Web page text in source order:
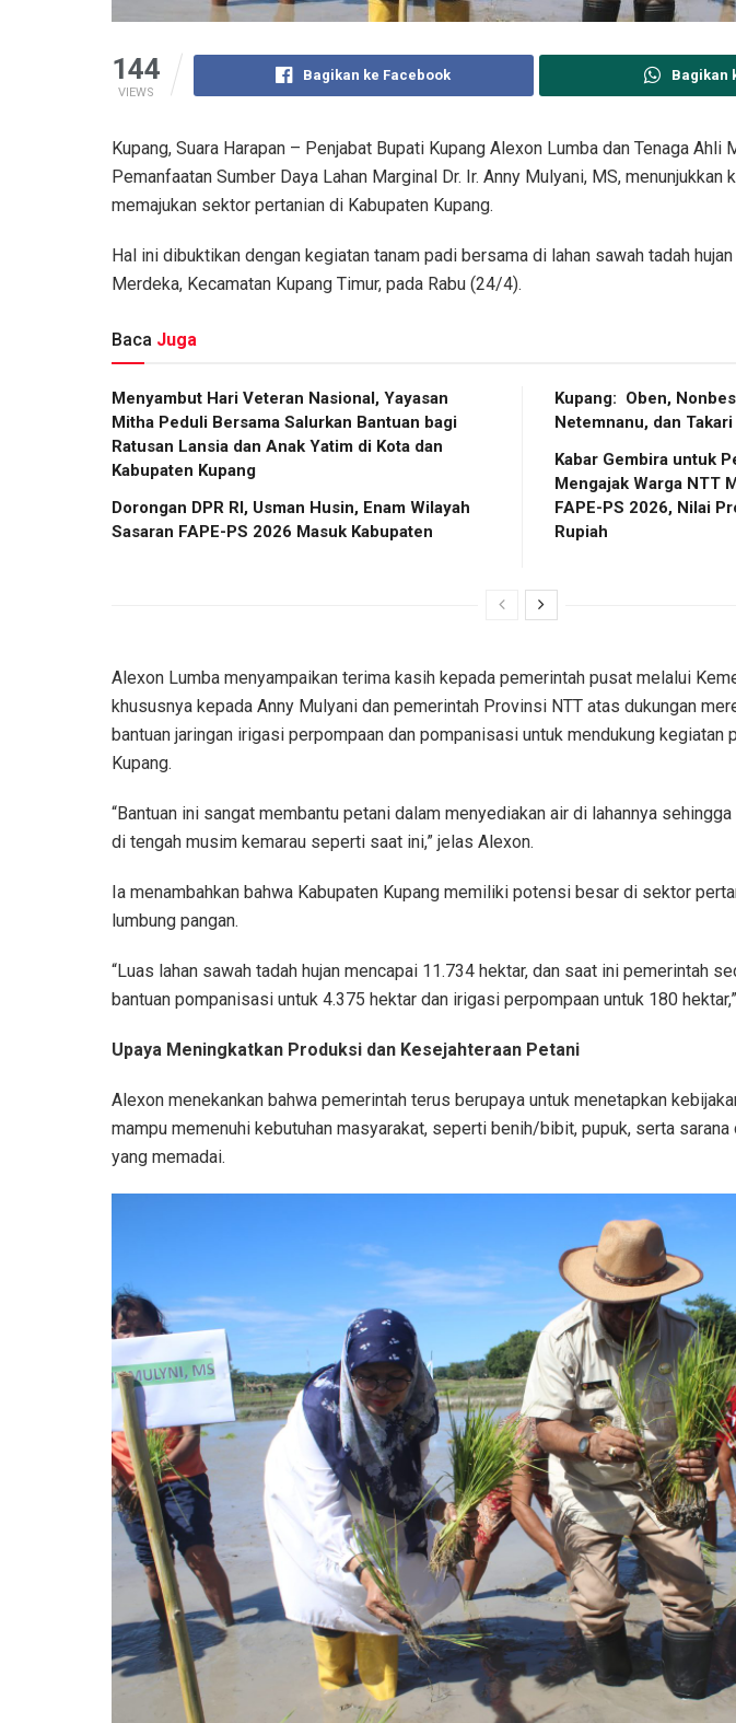
144
VIEWS
Bagikan ke Facebook Bagikan
Kupang, Suara Harapan – Penjabat Bupati Kupang Alexon Lumba dan Tenaga Ahli
Pemanfaatan Sumber Daya Lahan Marginal Dr. Ir. Anny Mulyani, MS, menunjukkan
memajukan sektor pertanian di Kabupaten Kupang.
Hal ini dibuktikan dengan kegiatan tanam padi bersama di lahan sawah tadah
Merdeka, Kecamatan Kupang Timur, pada Rabu (24/4).
Baca Juga
​Menyambut Hari Veteran Nasional, Yayasan
Mitha Peduli Bersama Salurkan Bantuan bagi
Ratusan Lansia dan Anak Yatim di Kota dan
Kabupaten Kupang
Dorongan DPR RI, Usman Husin, Enam Wilayah
Sasaran FAPE-PS 2026 Masuk Kabupaten
Kupang: Oben,
Netemnanu, dan Takari
Kabar Gembira untuk
Mengajak Warga NTT
FAPE-PS 2026, Nilai
Rupiah
Alexon Lumba menyampaikan terima kasih kepada pemerintah pusat melalui
khususnya kepada Anny Mulyani dan pemerintah Provinsi NTT atas dukungan
bantuan jaringan irigasi perpompaan dan pompanisasi untuk mendukung kegiatan
Kupang.
“Bantuan ini sangat membantu petani dalam menyediakan air di lahannya
di tengah musim kemarau seperti saat ini,” jelas Alexon.
Ia menambahkan bahwa Kabupaten Kupang memiliki potensi besar di sektor
lumbung pangan.
“Luas lahan sawah tadah hujan mencapai 11.734 hektar, dan saat ini pemerintah
bantuan pompanisasi untuk 4.375 hektar dan irigasi perpompaan untuk 180
Upaya Meningkatkan Produksi dan Kesejahteraan Petani
Alexon menekankan bahwa pemerintah terus berupaya untuk menetapkan
mampu memenuhi kebutuhan masyarakat, seperti benih/bibit, pupuk, serta sarana
yang memadai.